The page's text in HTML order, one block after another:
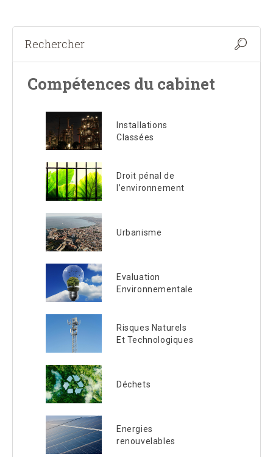
Compétences du cabinet
Installations
Classées
Droit pénal de
l’environnement
Urbanisme
Evaluation
Environnementale
Risques Naturels
Et Technologiques
Déchets
Energies
renouvelables